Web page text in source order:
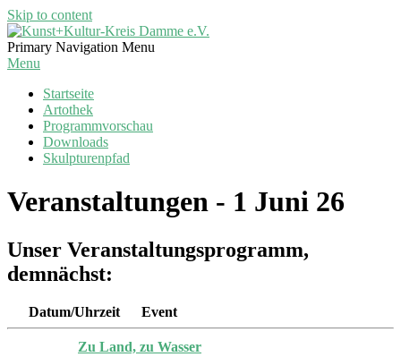
Skip to content
Kunst+Kultur-
Kreis
Primary Navigation Menu
Menu
Startseite
Artothek
Programmvorschau
Downloads
Skulpturenpfad
Veranstaltungen - 1 Juni 26
Unser Veranstaltungsprogramm,
demnächst:
Datum/Uhrzeit Event
Zu Land, zu Wasser